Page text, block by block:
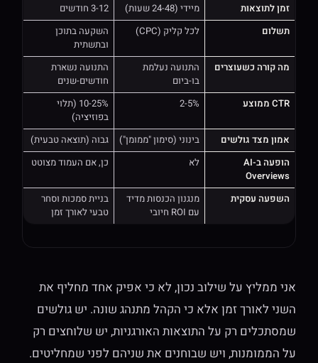
זמן לתוצאות מיידי (24-48 שעות)
3-12 חודשים
תשלום
לכל קליק (CPC)
השקעה בתוכן
ובתשתית
מה קורה כשעוצרים
התנועה נעלמת
בו-ביום
התנועה נשארת
חודשים-שנים
CTR ממוצע
2-5%
10-25% (תלוי
בפוזיציה)
אמון מצד גולשים
בינוני (סימון "ממומן")
גבוה (תוצאה טבעית)
הופעה ב-AI
Overviews
לא כן, אם העמוד מצוטט
השפעה עסקית
מנגנון הכנסות מדיד
עם ROI חיובי
בניית סמכות וסחר
טבעי לאורך זמן
אני ממליץ על שילוב נכון, לא כי אפיק אחד מחליף את
השני לאורך זמן אלא כי הקהל מתנהג שונה. יש גולשים
שמסתכלים רק על התוצאות האורגניות, יש שלוחצים רק
על הממומנות, ויש שבוחנים את שניהם לפני שמחליטים.